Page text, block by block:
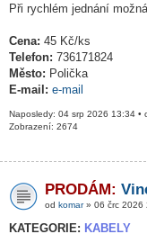
Při rychlém jednání
Cena: 45 Kč/ks
Telefon: 736171824
Město: Polička
E-mail: e-mail
Naposledy: 04 srp 2026 13:34 •
Zobrazení: 2674
PRODÁM:
od komar» 06 črc 2026
KATEGORIE: KABELY